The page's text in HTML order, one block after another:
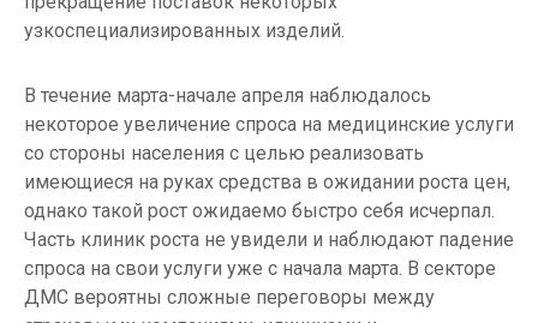
узкоспециализированных изделий.
В течение марта-начале апреля наблюдалось
некоторое увеличение спроса на медицинские услуги
со стороны населения с целью реализовать
имеющиеся на руках средства в ожидании роста цен,
однако такой рост ожидаемо быстро себя исчерпал.
Часть клиник роста не увидели и наблюдают падение
спроса на свои услуги уже с начала марта. В секторе
ДМС вероятны сложные переговоры между